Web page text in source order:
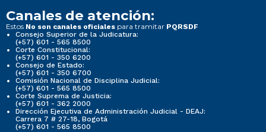
Canales de atención:
Estos No son canales oficiales para tramitar PQRSDF
Consejo Superior de la Judicatura:
(+57) 601 - 565 8500
Corte Constitucional:
(+57) 601 - 350 6200
Consejo de Estado:
(+57) 601 - 350 6700
Comisión Nacional de Disciplina Judicial:
(+57) 601 - 565 8500
Corte Suprema de Justicia:
(+57) 601 - 362 2000
Dirección Ejecutiva de Administración Judicial - DEAJ:
Carrera 7 # 27-18, Bogotá
(+57) 601 - 565 8500